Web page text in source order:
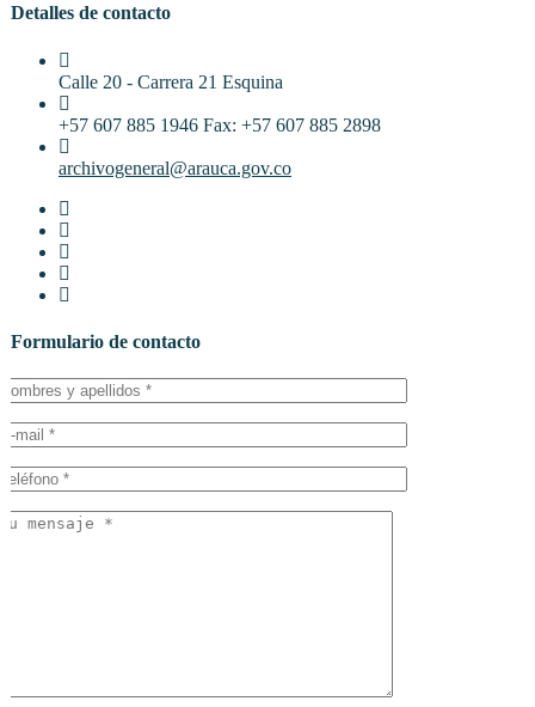
Detalles de contacto
Calle 20 - Carrera 21 Esquina
+57 607 885 1946 Fax: +57 607 885 2898
archivogeneral@arauca.gov.co
Formulario de contacto